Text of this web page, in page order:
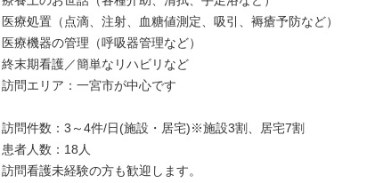
医療処置（点滴、注射、血糖値測定、吸引、褥瘡予防など）
医療機器の管理（呼吸器管理など）
終末期看護／簡単なリハビリなど
訪問エリア：一宮市が中心です
訪問件数：3～4件/日(施設・居宅)※施設3割、居宅7割
患者人数：18人
問看護未経験の方も歓迎します。